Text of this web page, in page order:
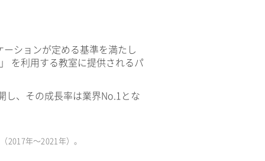
ションが定める基準を満たし
を利用する教室に提供されるパ
し、その成長率は業界No.1とな
2017年〜2021年）。